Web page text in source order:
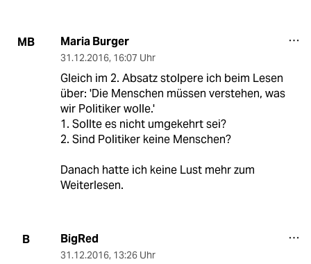
MB Maria Burger
31.12.2016, 16:07 Uhr
Gleich im 2. Absatz stolpere ich beim Lesen
über: 'Die Menschen müssen verstehen, was
wir Politiker wolle.'
1. Sollte es nicht umgekehrt sei?
2. Sind Politiker keine Menschen?
Danach hatte ich keine Lust mehr zum
Weiterlesen.
B BigRed
31.12.2016, 13:26 Uhr